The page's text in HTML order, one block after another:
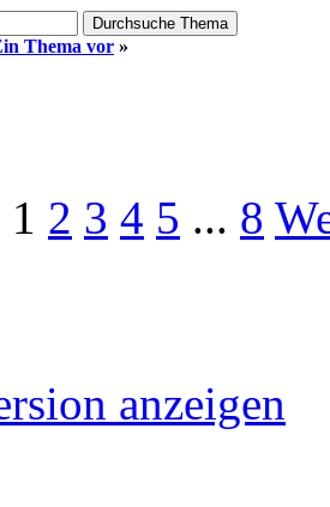
Thema vor »
1 2 3 4 5 ... 8
anzeigen